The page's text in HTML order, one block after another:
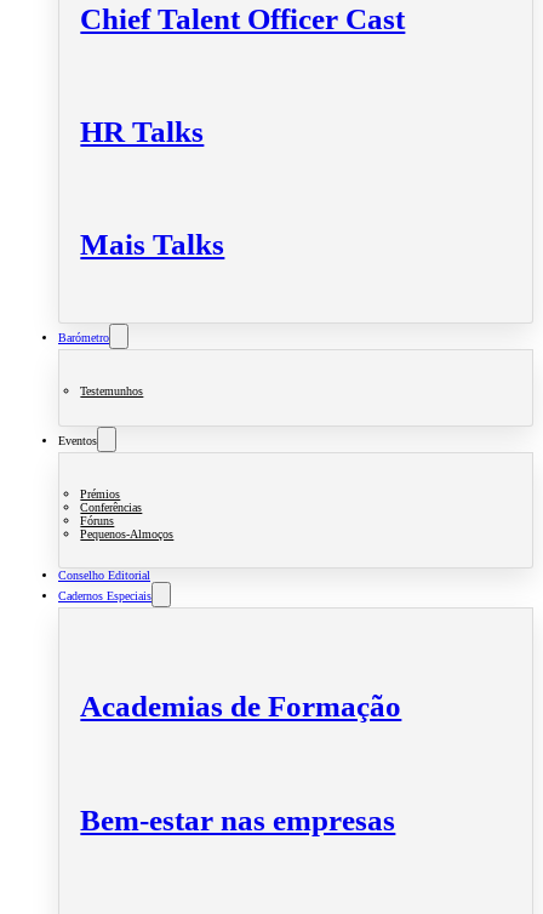
Chief Talent Officer Cast
HR Talks
Mais Talks
Barómetro
Testemunhos
Eventos
Prémios
Conferências
Fóruns
Pequenos-Almoços
Conselho Editorial
Cadernos Especiais
Academias de Formação
Bem-estar nas empresas